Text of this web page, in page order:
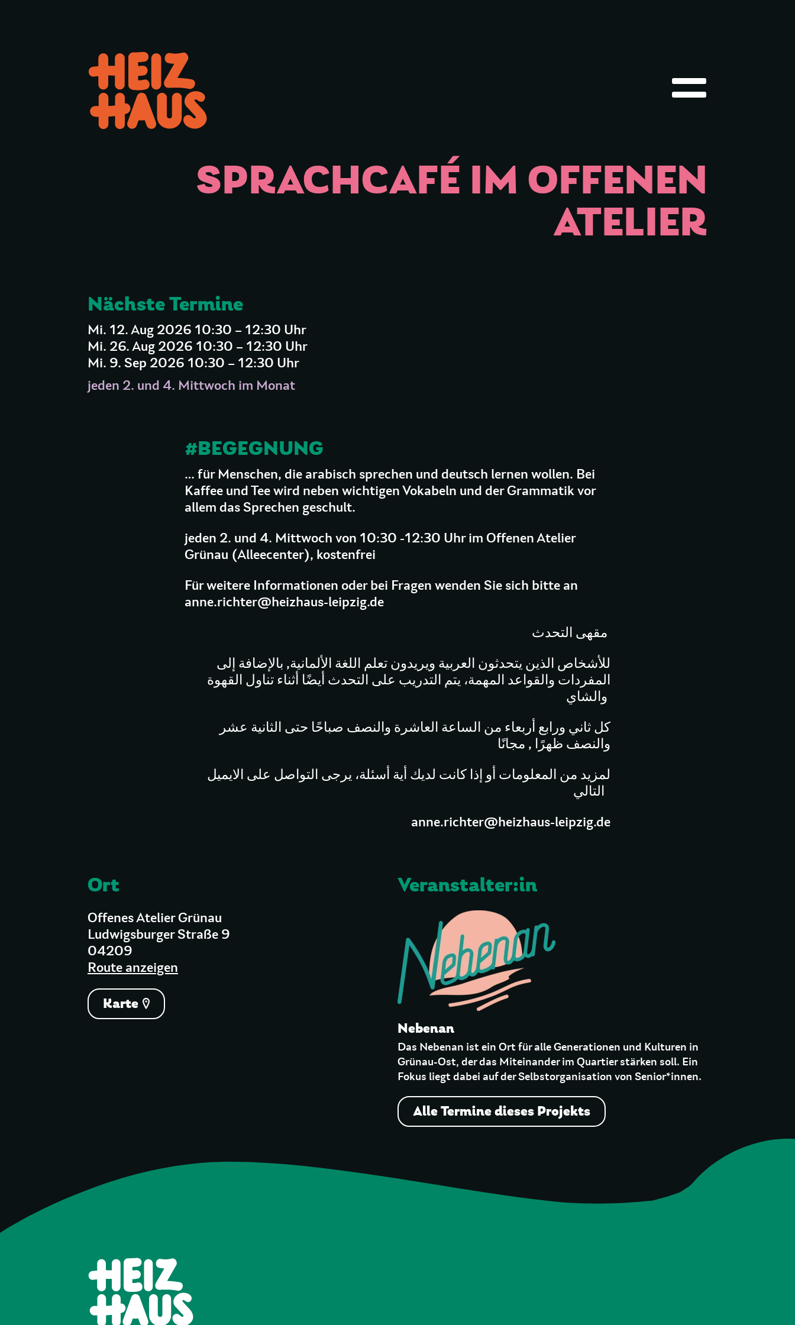
Hauptmenü öffnen oder schliessen
Hauptmenü öffnen
SPRACHCAFÉ IM OFFENEN
ATELIER
Nächste Termine
Mi. 12. Aug 2026 10:30 – 12:30 Uhr
Mi. 26. Aug 2026 10:30 – 12:30 Uhr
Mi. 9. Sep 2026 10:30 – 12:30 Uhr
jeden 2. und 4. Mittwoch im Monat
#BEGEGNUNG
… für Menschen, die arabisch sprechen und deutsch lernen wollen. Bei
Kaffee und Tee wird neben wichtigen Vokabeln und der Grammatik vor
allem das Sprechen geschult.
jeden 2. und 4. Mittwoch von 10:30 -12:30 Uhr im Offenen Atelier
Grünau (Alleecenter), kostenfrei
Für weitere Informationen oder bei Fragen wenden Sie sich bitte an
anne.richter@heizhaus-leipzig.de
للأشخاص الذين يتحدثون العربية ويريدون تعلم اللغة الألمانية, بالإضافة إلى
المفردات والقواعد المهمة، يتم التدريب على التحدث أيضًا أثناء تناول القهوة
كل ثاني ورابع أربعاء من الساعة العاشرة والنصف صباحًا حتى الثانية عشر
والنصف ظهرًا , مجانًا
anne.richter@heizhaus-leipzig.de
Ort
Offenes Atelier Grünau
Ludwigsburger Straße 9
04209
Route anzeigen
Karte
Veranstalter:in
Nebenan
Das Nebenan ist ein Ort für alle Generationen und Kulturen in
Grünau-Ost, der das Miteinander im Quartier stärken soll. Ein
Fokus liegt dabei auf der Selbstorganisation von Senior*innen.
Alle Termine dieses Projekts